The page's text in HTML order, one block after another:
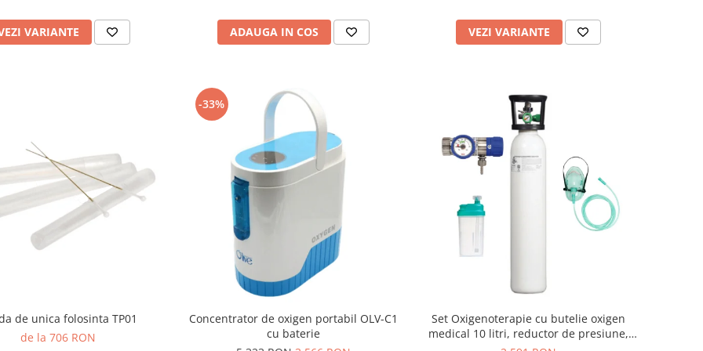
VARIANTE ADAUGA IN COS VEZI VARIANTE
de unica folosinta TP01
de la 706 RON
-33%
Concentrator de oxigen portabil OLV-C1
cu baterie
Set Oxigenoterapie cu butelie oxigen
medical 10 litri, reductor de presiune,